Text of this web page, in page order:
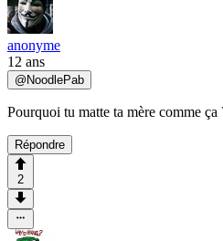
anonyme
12 ans
@ NoodlePab
Pourquoi tu matte ta mère comme ça
Répondre
2